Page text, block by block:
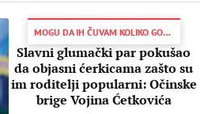
MOGU DA IH ČUVAM KOLIKO GOD HOĆU...
Slavni glumački par pokušao
da objasni ćerkicama zašto su
im roditelji popularni: Očinske
brige Vojina Ćetkovića